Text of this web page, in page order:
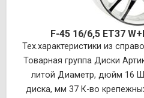
F-45 16/6,5 ET37
Тех.характеристики из
Товарная группа Диски
литой Диаметр, дюйм 16
диска, мм 37 К-во